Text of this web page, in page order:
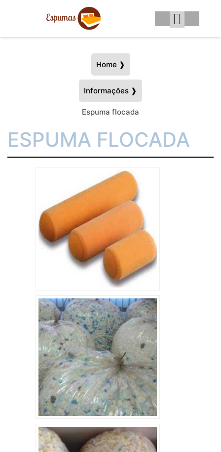
Home ❱
Informações ❱
Espuma flocada
ESPUMA FLOCADA